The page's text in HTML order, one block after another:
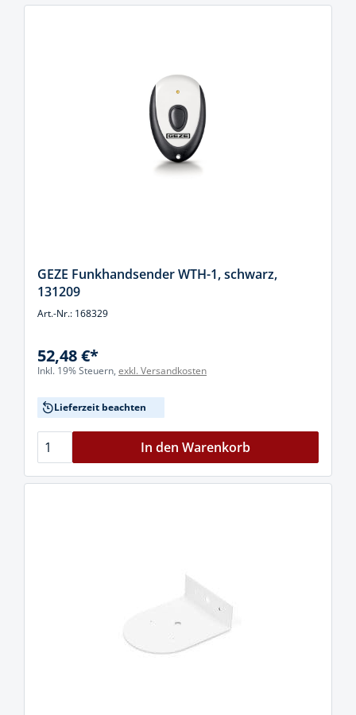
GEZE Funkhandsender WTH-1, schwarz,
131209
Art.-Nr.: 168329
52,48 €*
Inkl. 19% Steuern, exkl. Versandkosten
Lieferzeit beachten
In den Warenkorb